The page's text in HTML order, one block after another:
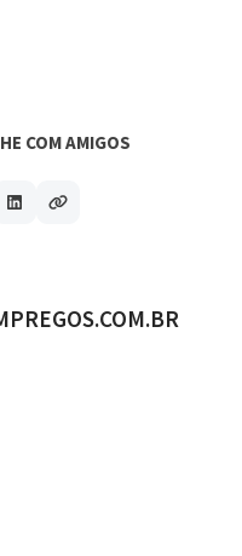
COM AMIGOS
POR